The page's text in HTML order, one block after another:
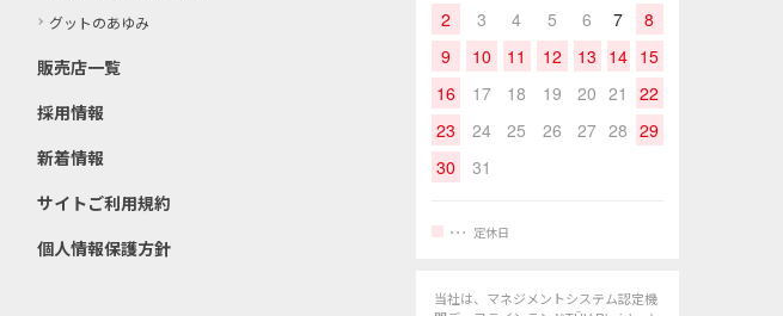
グットのあゆみ
販売店一覧
採用情報
新着情報
サイトご利用規約
個人情報保護方針
2
3 4 5 6 7
8
9
10 11 12 13 14 15
16
17 18 19 20 21
22
23
24 25 26 27 28 29
30
31
定休日
当社は、マネジメントシステム認定機